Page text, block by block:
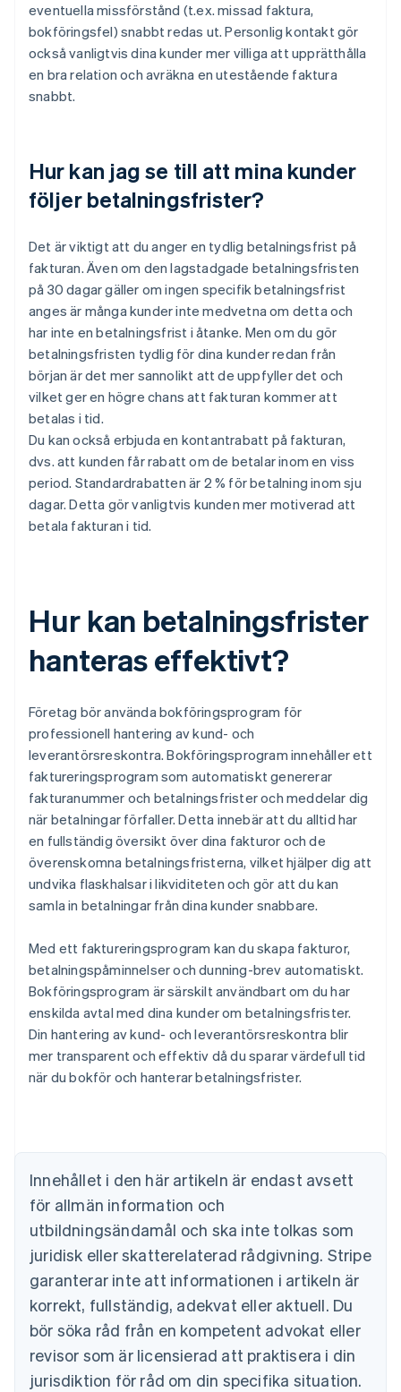
eventuella missförstånd (t.ex. missad faktura,
bokföringsfel) snabbt redas ut. Personlig kontakt gör
också vanligtvis dina kunder mer villiga att upprätthålla
en bra relation och avräkna en utestående faktura
snabbt.
Hur kan jag se till att mina kunder
följer betalningsfrister?
Det är viktigt att du anger en tydlig betalningsfrist på
fakturan. Även om den lagstadgade betalningsfristen
på 30 dagar gäller om ingen specifik betalningsfrist
anges är många kunder inte medvetna om detta och
har inte en betalningsfrist i åtanke. Men om du gör
betalningsfristen tydlig för dina kunder redan från
början är det mer sannolikt att de uppfyller det och
vilket ger en högre chans att fakturan kommer att
betalas i tid.
Du kan också erbjuda en kontantrabatt på fakturan,
dvs. att kunden får rabatt om de betalar inom en viss
period. Standardrabatten är 2 % för betalning inom sju
dagar. Detta gör vanligtvis kunden mer motiverad att
betala fakturan i tid.
Hur kan betalningsfrister
hanteras effektivt?
Företag bör använda bokföringsprogram för
professionell hantering av kund- och
leverantörsreskontra. Bokföringsprogram innehåller ett
faktureringsprogram som automatiskt genererar
fakturanummer och betalningsfrister och meddelar dig
när betalningar förfaller. Detta innebär att du alltid har
en fullständig översikt över dina fakturor och de
överenskomna betalningsfristerna, vilket hjälper dig att
undvika flaskhalsar i likviditeten och gör att du kan
samla in betalningar från dina kunder snabbare.
Med ett faktureringsprogram kan du skapa fakturor,
betalningspåminnelser och dunning-brev automatiskt.
Bokföringsprogram är särskilt användbart om du har
enskilda avtal med dina kunder om betalningsfrister.
Din hantering av kund- och leverantörsreskontra blir
mer transparent och effektiv då du sparar värdefull tid
när du bokför och hanterar betalningsfrister.
Innehållet i den här artikeln är endast avsett
för allmän information och
utbildningsändamål och ska inte tolkas som
juridisk eller skatterelaterad rådgivning. Stripe
garanterar inte att informationen i artikeln är
korrekt, fullständig, adekvat eller aktuell. Du
bör söka råd från en kompetent advokat eller
revisor som är licensierad att praktisera i din
jurisdiktion för råd om din specifika situation.
Australien
English
Belgien
Bulgarien
Cypern
English
English
Estland
English
Fastlandskina
简体中文English
Finland
Frankrike
FrançaisEnglish